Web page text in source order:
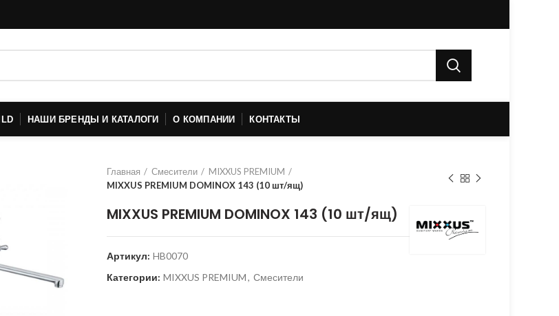
НАШИ БРЕНДЫ И КАТАЛОГИ О КОМПАНИИ КОНТАКТЫ
Главная Смесители
MIXXUS PREMIUM
MIXXUS PREMIUM DOMINOX 143 (10 шт/ящ)
MIXXUS PREMIUM DOMINOX 143 (10 шт/ящ)
Артикул: HB0070
Категории: MIXXUS PREMIUM, Смесители